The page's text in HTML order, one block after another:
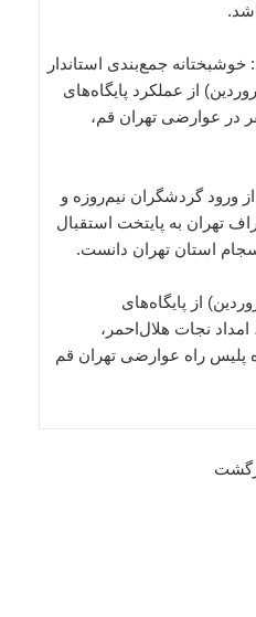
جمع‌بندی استاندار
امروز (پنج‌شنبه 5 فروردین) از عملکرد پایگاه‌های
در عوارضی تهران قم،
از ورود گردشگران نیم‌روزه و
تهران به پایتخت استقبال
استان تهران دانست.
امروز (پنجشنبه 5 فروردین) از پایگاه‌های
نجات هلال‌احمر،
پلیس راه عوارضی تهران قم